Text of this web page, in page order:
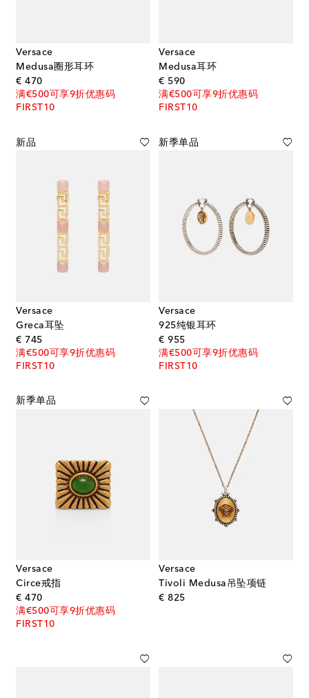
Versace
Medusa圈形耳环
€ 470original price
满€500可享9折优惠码
FIRST10
Versace
Medusa耳环
€ 590original price
满€500可享9折优惠码
FIRST10
新品
Versace
Greca耳坠
€ 745original price
满€500可享9折优惠码
FIRST10
新季单品
Versace
925纯银耳环
€ 955original price
满€500可享9折优惠码
FIRST10
新季单品
Versace
Circe戒指
€ 470original price
满€500可享9折优惠码
FIRST10
Versace
Tivoli Medusa吊坠项链
€ 825original price